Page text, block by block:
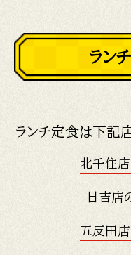
ラン
ランチ定食は下記
北千住店
日吉店
五反田店